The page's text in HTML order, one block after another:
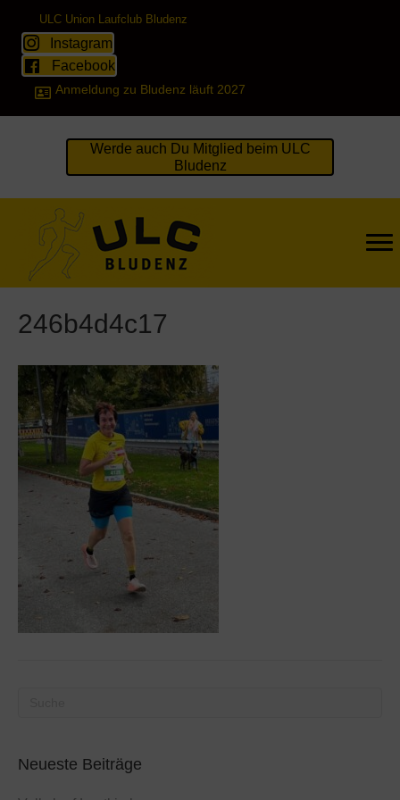
ULC Union Laufclub Bludenz
Instagram
Facebook
Anmeldung zu Bludenz läuft 2027
Werde auch Du Mitglied beim ULC
Bludenz
246b4d4c17
Neueste Beiträge